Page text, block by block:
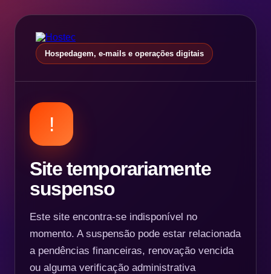
Hospedagem, e-mails e operações digitais
!
Site temporariamente
suspenso
Este site encontra-se indisponível no
momento. A suspensão pode estar relacionada
a pendências financeiras, renovação vencida
ou alguma verificação administrativa